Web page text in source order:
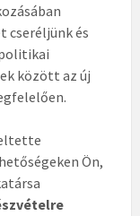
cseréljünk és
között az új
Ön,